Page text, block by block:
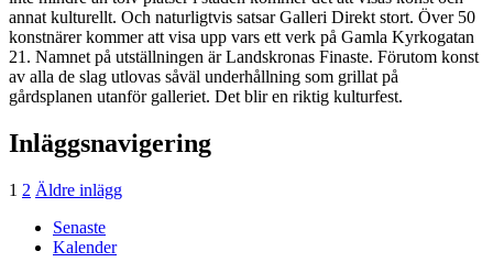
annat kulturellt. Och naturligtvis satsar Galleri Direkt stort. Över 50
konstnärer kommer att visa upp vars ett verk på Gamla Kyrkogatan
21. Namnet på utställningen är Landskronas Finaste. Förutom konst
av alla de slag utlovas såväl underhållning som grillat på
gårdsplanen utanför galleriet. Det blir en riktig kulturfest.
Inläggsnavigering
1 2 Äldre inlägg
Senaste
Kalender